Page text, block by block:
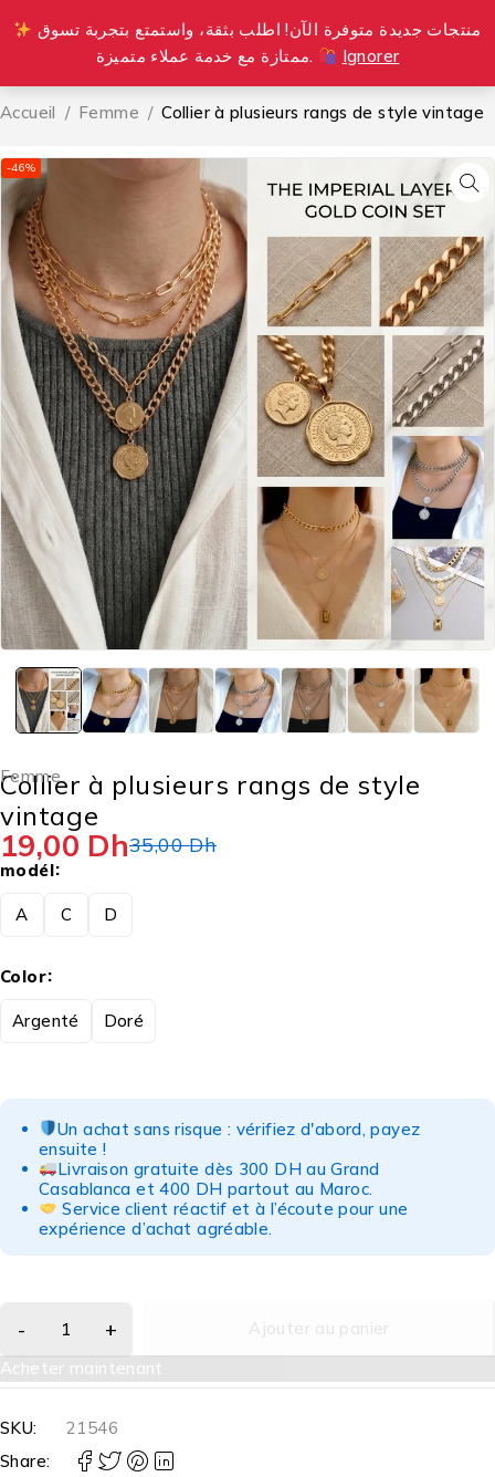
ممتازة مع خدمة عملاء متميزة.
Ignorer
0
Accueil / Femme / Collier à plusieurs rangs de style vintage
-46%
Femme
Collier à plusieurs rangs de style
vintage
35,00Dh
19,00 Dh
modél
A C D
Color
Argenté Doré
Un achat sans risque : vérifiez d'abord, payez
ensuite !
Livraison gratuite dès 300 DH au Grand
Casablanca et 400 DH partout au Maroc.
Service client réactif et à l’écoute pour une
expérience d’achat agréable.
Ajouter au panier
Acheter maintenant
SKU:
21546
Share: